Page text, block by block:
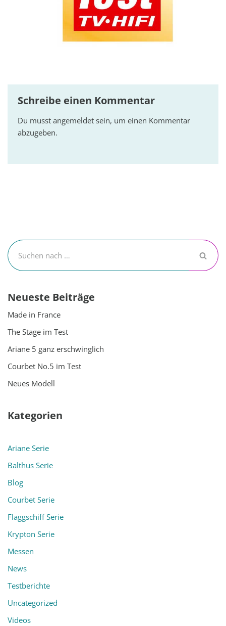
Schreibe einen Kommentar
Du musst angemeldet sein, um einen Kommentar
abzugeben.
Neueste Beiträge
Made in France
The Stage im Test
Ariane 5 ganz erschwinglich
Courbet No.5 im Test
Neues Modell
Kategorien
Ariane Serie
Balthus Serie
Blog
Courbet Serie
Flaggschiff Serie
Krypton Serie
Messen
News
Testberichte
Uncategorized
Videos